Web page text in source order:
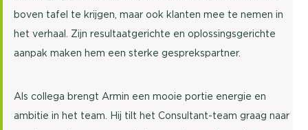
boven tafel te krijgen, maar ook klanten mee te nemen in
het verhaal. Zijn resultaatgerichte en oplossingsgerichte
aanpak maken hem een sterke gesprekspartner.
Als collega brengt Armin een mooie portie energie en
ambitie in het team. Hij tilt het Consultant-team graag naar